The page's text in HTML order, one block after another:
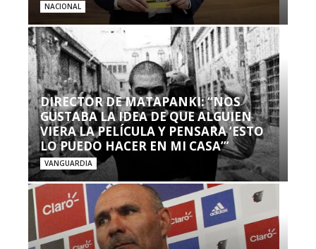
NACIONAL
DIRECTOR DE MATAPANKI: “NOS
GUSTABA LA IDEA DE QUE ALGUIEN
VIERA LA PELÍCULA Y PENSARA ‘ESTO
LO PUEDO HACER EN MI CASA’”
VANGUARDIA